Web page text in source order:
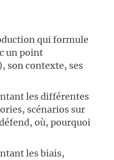
qui formule
un point
son contexte, ses
les différentes
scénarios sur
où, pourquoi
les biais,